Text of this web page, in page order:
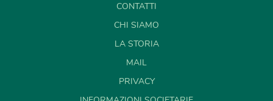
CONTATTI
CHI SIAMO
LA STORIA
MAIL
PRIVACY